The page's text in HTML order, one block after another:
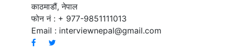
काठमाडौं, नेपाल
फोन नं : + 977-9851111013
Email : interviewnepal@gmail.com